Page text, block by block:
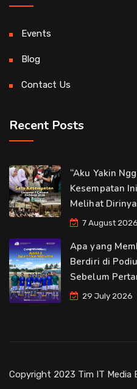
Events
Blog
Contact Us
Recent Posts
“Aku Yakin
Kesempatan
Melihat
7 August 2026
Apa yang
Berdiri di
Sebelum
29 July 2026
Copyright 2023 Tim IT Media